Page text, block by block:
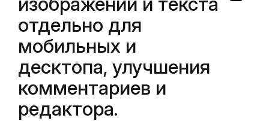
отдельно для
мобильных и
десктопа, улучшения
комментариев и
редактора.